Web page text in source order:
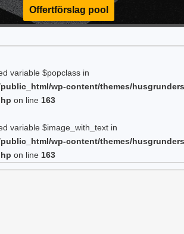
Offertförslag pool
variable $popclass in
wp-content/themes/
on line 163
variable $image_with_text in
wp-content/themes/
on line 163